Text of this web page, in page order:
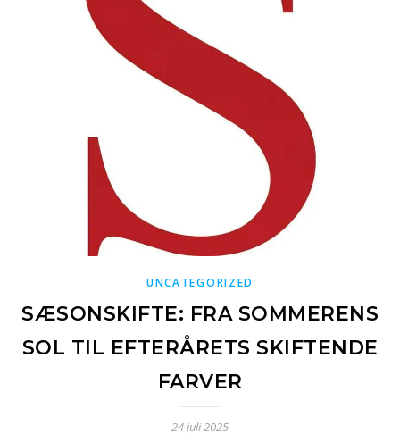
UNCATEGORIZED
SÆSONSKIFTE: FRA SOMMERENS
SOL TIL EFTERÅRETS SKIFTENDE
FARVER
24 juli 2025